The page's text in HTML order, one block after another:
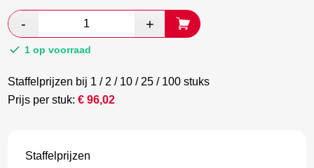
prijs
was:
€ 160,04.
prijs
€ 92,82.
1 op voorraad
Staffelprijzen bij 1 / 2 / 10 / 25 / 100 stuks
Prijs per stuk:€96,02
Staffelprijzen